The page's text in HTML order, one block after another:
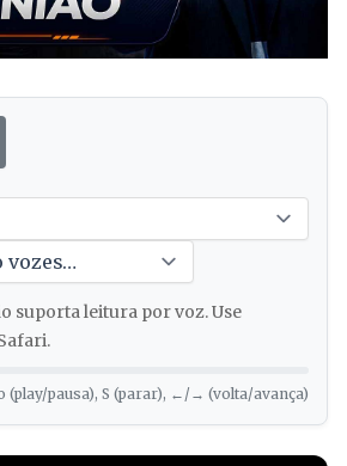
suporta leitura por voz. Use
(play/pausa), S (parar), ←/→ (volta/avança)